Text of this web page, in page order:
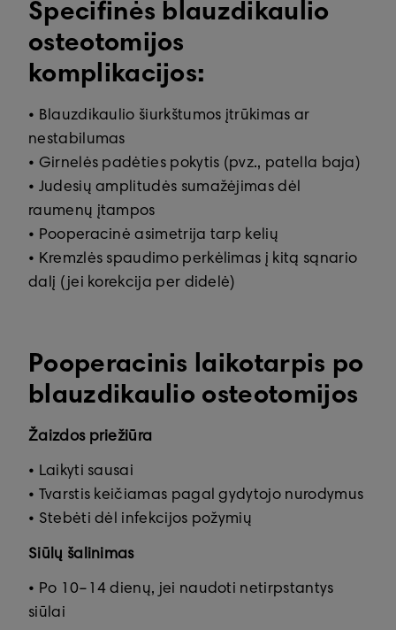
Specifinės blauzdikaulio
osteotomijos
komplikacijos:
• Blauzdikaulio šiurkštumos įtrūkimas ar
nestabilumas
• Girnelės padėties pokytis (pvz., patella baja)
• Judesių amplitudės sumažėjimas dėl
raumenų įtampos
• Pooperacinė asimetrija tarp kelių
• Kremzlės spaudimo perkėlimas į kitą sąnario
dalį (jei korekcija per didelė)
Pooperacinis laikotarpis po
blauzdikaulio osteotomijos
Žaizdos priežiūra
• Laikyti sausai
• Tvarstis keičiamas pagal gydytojo nurodymus
• Stebėti dėl infekcijos požymių
Siūlų šalinimas
• Po 10–14 dienų, jei naudoti netirpstantys
siūlai